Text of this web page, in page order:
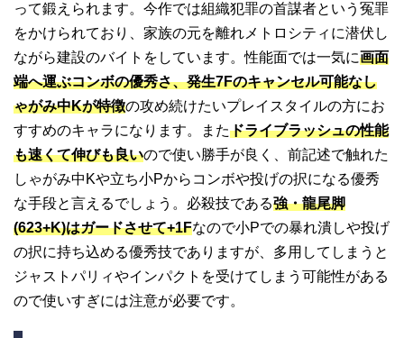
って鍛えられます。今作では組織犯罪の首謀者という冤罪
をかけられており、家族の元を離れメトロシティに潜伏し
ながら建設のバイトをしています。性能面では一気に画面
端へ運ぶコンボの優秀さ、発生7Fのキャンセル可能なし
ゃがみ中Kが特徴の攻め続けたいプレイスタイルの方にお
すすめのキャラになります。またドライブラッシュの性能
も速くて伸びも良いので使い勝手が良く、前記述で触れた
しゃがみ中Kや立ち小Pからコンボや投げの択になる優秀
な手段と言えるでしょう。必殺技である強・龍尾脚
(623+K)はガードさせて+1Fなので小Pでの暴れ潰しや投げ
の択に持ち込める優秀技でありますが、多用してしまうと
ジャストパリィやインパクトを受けてしまう可能性がある
ので使いすぎには注意が必要です。